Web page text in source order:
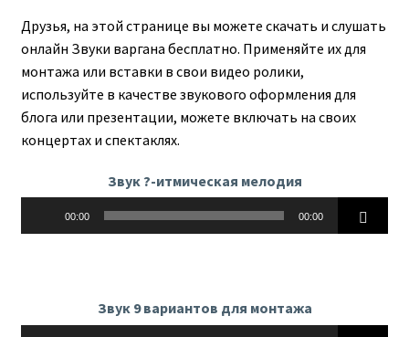
Друзья, на этой странице вы можете скачать и слушать
онлайн Звуки варгана бесплатно. Применяйте их для
монтажа или вставки в свои видео ролики,
используйте в качестве звукового оформления для
блога или презентации, можете включать на своих
концертах и спектаклях.
Звук ?-итмическая мелодия
00:00 00:00
Звук 9 вариантов для монтажа